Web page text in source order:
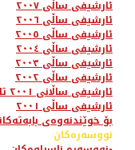
ئارشیفی ساڵی ٢٠٠٧
ئارشیفی ساڵی ٢٠٠٦
ئارشیفی ساڵی ٢٠٠٥
ئارشیفی ساڵی ٢٠٠٤
ئارشیفی ساڵی ٢٠٠٣
ئارشیفی ساڵی ٢٠٠٢
ئارشیفی ساڵانی ٢٠٠١ تا ٢٠٠٦
ئارشیفی ساڵی ٢٠٠١
بۆ خوێندنەوەی
نووسەرەکان